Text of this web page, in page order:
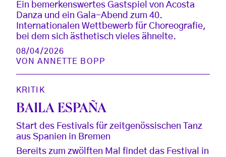
Ein bemerkenswertes Gastspiel von Acosta
Danza und ein Gala-Abend zum 40.
Internationalen Wettbewerb für Choreografie,
bei dem sich ästhetisch vieles ähnelte.
08/04/2026
VONANNETTE BOPP
KRITIK
BAILA ESPAÑA
Start des Festivals für zeitgenössischen Tanz
aus Spanien in Bremen
Bereits zum zwölften Mal findet das Festival in